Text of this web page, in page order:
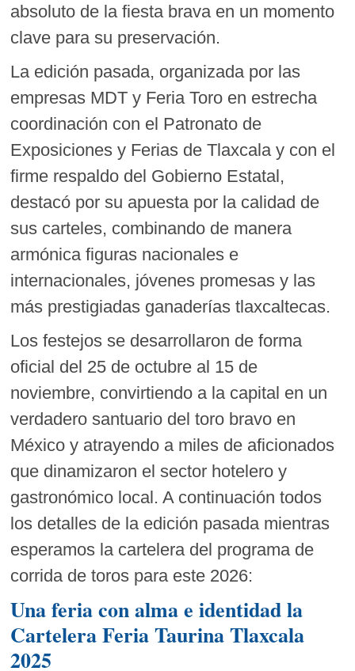
absoluto de la fiesta brava en un momento
clave para su preservación.
La edición pasada, organizada por las
empresas MDT y Feria Toro en estrecha
coordinación con el Patronato de
Exposiciones y Ferias de Tlaxcala y con el
firme respaldo del Gobierno Estatal,
destacó por su apuesta por la calidad de
sus carteles, combinando de manera
armónica figuras nacionales e
internacionales, jóvenes promesas y las
más prestigiadas ganaderías tlaxcaltecas.
Los festejos se desarrollaron de forma
oficial del 25 de octubre al 15 de
noviembre, convirtiendo a la capital en un
verdadero santuario del toro bravo en
México y atrayendo a miles de aficionados
que dinamizaron el sector hotelero y
gastronómico local. A continuación todos
los detalles de la edición pasada mientras
esperamos la cartelera del programa de
corrida de toros para este 2026:
Una feria con alma e identidad la
Cartelera Feria Taurina Tlaxcala
2025